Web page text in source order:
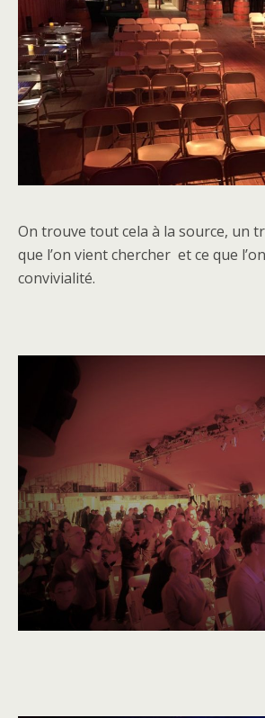
On trouve tout cela à la source, un
que l’on vient chercher et ce que
convivialité.